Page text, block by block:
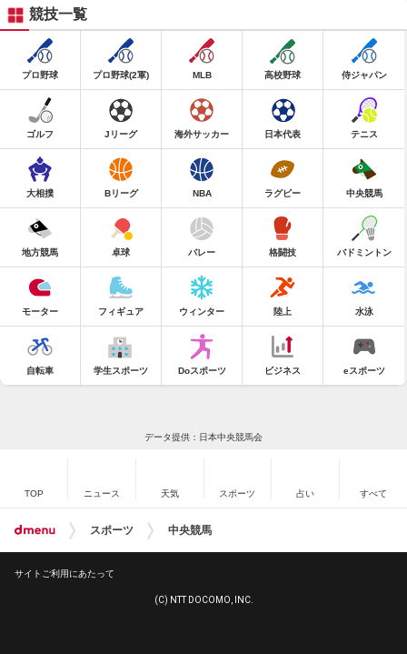
競技一覧
プロ野球 プロ野球(2軍) MLB 高校野球 侍ジャパン
ゴルフ Jリーグ 海外サッカー 日本代表 テニス
大相撲 Bリーグ NBA ラグビー 中央競馬
地方競馬 卓球 バレー 格闘技 バドミントン
モーター フィギュア ウィンター 陸上 水泳
自転車 学生スポーツ Doスポーツ ビジネス eスポーツ
データ提供：日本中央競馬会
TOP ニュース 天気 スポーツ 占い すべて
スポーツ 中央競馬
サイトご利用にあたって
(C) NTT DOCOMO, INC.